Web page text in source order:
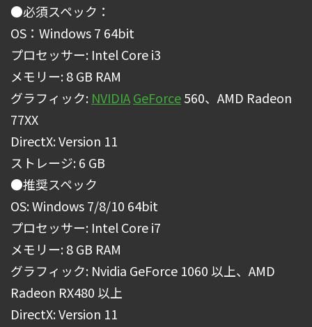
●必須スペック：
OS：Windows 7 64bit
プロセッサー: Intel Core i3
メモリー: 8 GB RAM
グラフィック: NVIDIAGeForce560、AMD Radeon
77XX
DirectX: Version 11
ストレージ: 6 GB
●推奨スペック
OS: Windows 7/8/10 64bit
プロセッサー: Intel Core i7
メモリー: 8 GB RAM
グラフィック: Nvidia GeForce 1060 以上、AMD
Radeon RX480 以上
DirectX: Version 11